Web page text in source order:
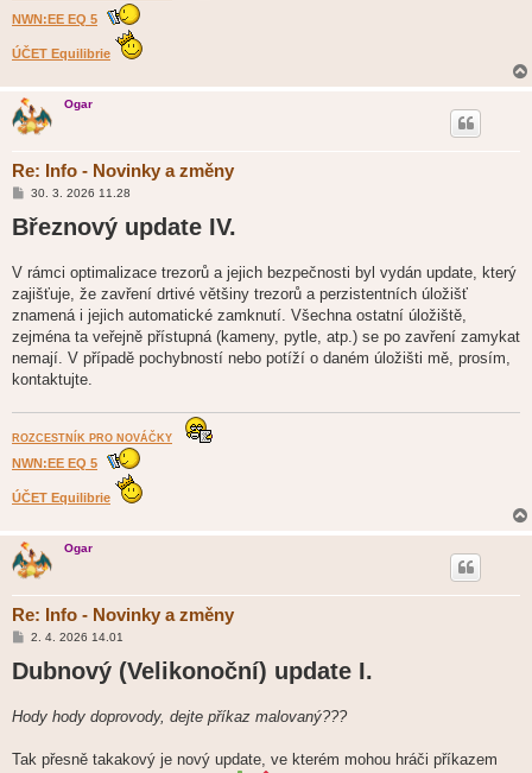
NWN:EE EQ 5
ÚČET Equilibrie
Ogar
Re: Info - Novinky a změny
P
í
s
v
e
k
30. 3. 2026 11.28
Březnový update IV.
V rámci optimalizace trezorů a jejich bezpečnosti byl vydán update, který
zajišťuje, že zavření drtivé většiny trezorů a perzistentních úložišť
znamená i jejich automatické zamknutí. Všechna ostatní úložiště,
zejména ta veřejně přístupná (kameny, pytle, atp.) se po zavření zamykat
nemají. V případě pochybností nebo potíží o daném úložišti mě, prosím,
kontaktujte.
ROZCESTNÍK PRO NOVÁČKY
NWN:EE EQ 5
ÚČET Equilibrie
Ogar
Re: Info - Novinky a změny
P
í
s
v
k
2. 4. 2026 14.01
Dubnový (Velikonoční) update I.
Hody hody doprovody, dejte příkaz malovaný???
Tak přesně takakový je nový update, ve kterém mohou hráči příkazem